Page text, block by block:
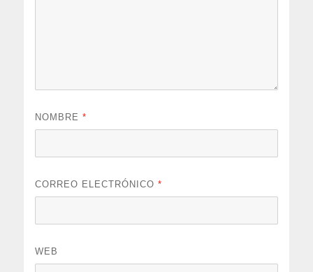
NOMBRE*
CORREO ELECTRÓNICO*
WEB